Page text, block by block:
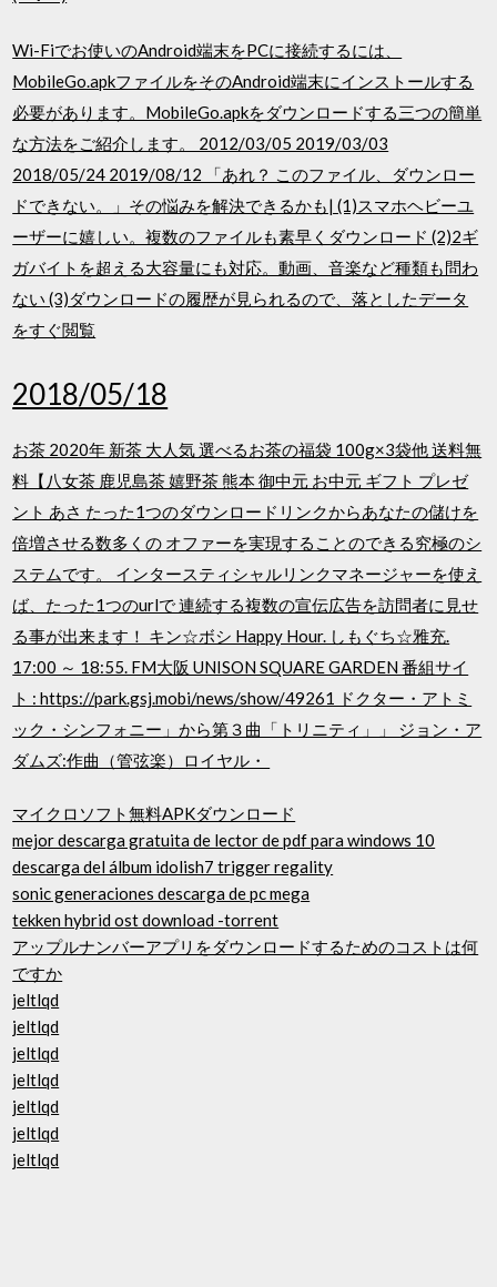
Wi-Fiでお使いのAndroid端末をPCに接続するには、
MobileGo.apkファイルをそのAndroid端末にインストールする
必要があります。MobileGo.apkをダウンロードする三つの簡単
な方法をご紹介します。 2012/03/05 2019/03/03
2018/05/24 2019/08/12 「あれ？ このファイル、ダウンロー
ドできない。」その悩みを解決できるかも| (1)スマホヘビーユ
ーザーに嬉しい。複数のファイルも素早くダウンロード (2)2ギ
ガバイトを超える大容量にも対応。動画、音楽など種類も問わ
ない (3)ダウンロードの履歴が見られるので、落としたデータ
をすぐ閲覧
2018/05/18
お茶 2020年 新茶 大人気 選べるお茶の福袋 100g×3袋他 送料無
料【八女茶 鹿児島茶 嬉野茶 熊本 御中元 お中元 ギフト プレゼ
ント あさ たった1つのダウンロードリンクからあなたの儲けを
倍増させる数多くの オファーを実現することのできる究極のシ
ステムです。 インタースティシャルリンクマネージャーを使え
ば、たった1つのurlで 連続する複数の宣伝広告を訪問者に見せ
る事が出来ます！ キン☆ボシ Happy Hour. しもぐち☆雅充.
17:00 ～ 18:55. FM大阪 UNISON SQUARE GARDEN 番組サイ
ト : https://park.gsj.mobi/news/show/49261 ドクター・アトミ
ック・シンフォニー」から第３曲「トリニティ」」 ジョン・ア
ダムズ:作曲（管弦楽）ロイヤル・
マイクロソフト無料APKダウンロード
mejor descarga gratuita de lector de pdf para windows 10
descarga del álbum idolish7 trigger regality
sonic generaciones descarga de pc mega
tekken hybrid ost download -torrent
アップルナンバーアプリをダウンロードするためのコストは何
ですか
jeltlqd
jeltlqd
jeltlqd
jeltlqd
jeltlqd
jeltlqd
jeltlqd